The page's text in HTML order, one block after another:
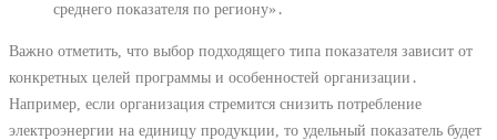
среднего показателя по региону»․
Важно отметить, что выбор подходящего типа показателя зависит от
конкретных целей программы и особенностей организации․
Например, если организация стремится снизить потребление
электроэнергии на единицу продукции, то удельный показатель будет